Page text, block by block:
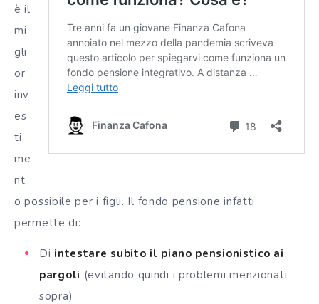
è il
mi
gli
or
inv
es
ti
me
nt
o possibile per i figli. Il fondo pensione infatti
permette di:
Di intestare subito il piano pensionistico ai
pargoli (evitando quindi i problemi menzionati
sopra)